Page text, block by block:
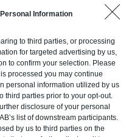
Information
to third parties, or processing
for targeted advertising by us,
to confirm your selection. Please
processed you may continue
personal information utilized by us
third parties prior to your opt-out.
disclosure of your personal
list of downstream participants.
by us to third parties on the
de
TTC
veux !